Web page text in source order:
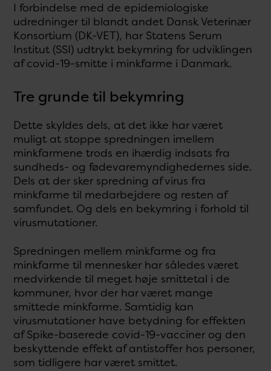
I forbindelse med de epidemiologiske
udredninger til blandt andet Dansk Veterinær
Konsortium (DK-VET), har Statens Serum
Institut (SSI) udtrykt bekymring for udviklingen
af covid-19-smitte i minkfarme i Danmark.
Tre grunde til bekymring
Dette skyldes dels, at det ikke har været
muligt at stoppe spredningen imellem
minkfarmene trods en ihærdig indsats fra
sundheds- og fødevaremyndighedernes side.
Dels at der sker spredning af virus fra
minkfarme til medarbejdere og resten af
samfundet. Og dels en bekymring i forhold til
virusmutationer.
Spredningen mellem minkfarme og fra
minkfarme til mennesker har således været
medvirkende til meget høje smittetal i de
kommuner, hvor der har været mange
smittede minkfarme. Samtidig kan
virusmutationer have betydning for effekten
af Spike-baserede covid-19-vacciner og den
beskyttende effekt af antistoffer hos personer,
som tidligere har været smittet.